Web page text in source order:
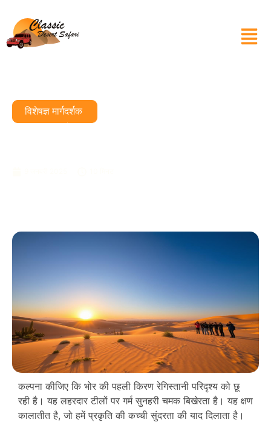
विशेषज्ञ मार्गदर्शक
कल्पना कीजिए कि भोर की पहली किरण रेगिस्तानी परिदृश्य को छू
रही है। यह लहरदार टीलों पर गर्म सुनहरी चमक बिखेरता है। यह क्षण
कालातीत है, जो हमें प्रकृति की कच्ची सुंदरता की याद दिलाता है।